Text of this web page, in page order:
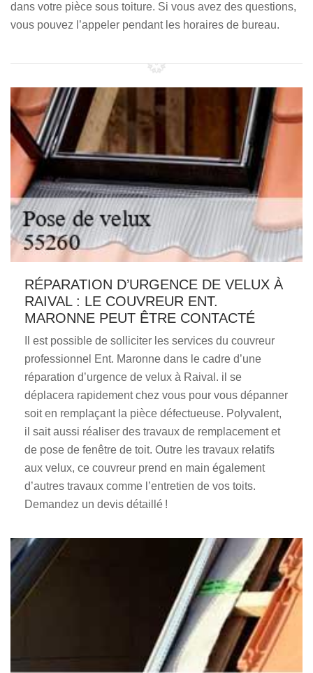
dans votre pièce sous toiture. Si vous avez des questions,
vous pouvez l’appeler pendant les horaires de bureau.
RÉPARATION D’URGENCE DE VELUX À
RAIVAL : LE COUVREUR ENT.
MARONNE PEUT ÊTRE CONTACTÉ
Il est possible de solliciter les services du couvreur
professionnel Ent. Maronne dans le cadre d’une
réparation d’urgence de velux à Raival. il se
déplacera rapidement chez vous pour vous dépanner
soit en remplaçant la pièce défectueuse. Polyvalent,
il sait aussi réaliser des travaux de remplacement et
de pose de fenêtre de toit. Outre les travaux relatifs
aux velux, ce couvreur prend en main également
d’autres travaux comme l’entretien de vos toits.
Demandez un devis détaillé !